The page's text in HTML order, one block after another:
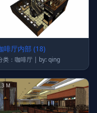
啡厅内部 (18)
分类：咖啡厅 | by: qing
M